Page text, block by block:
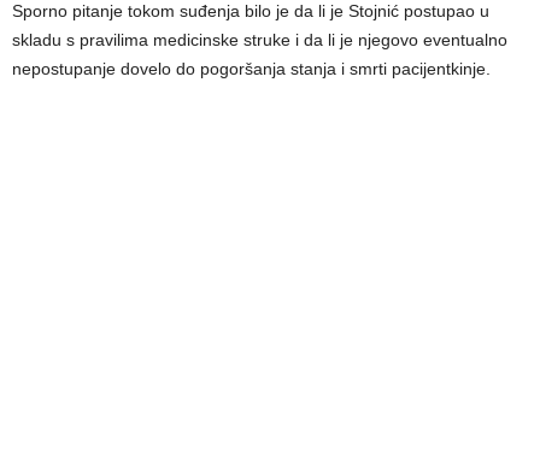
Sporno pitanje tokom suđenja bilo je da li je Stojnić postupao u
skladu s pravilima medicinske struke i da li je njegovo eventualno
nepostupanje dovelo do pogoršanja stanja i smrti pacijentkinje.